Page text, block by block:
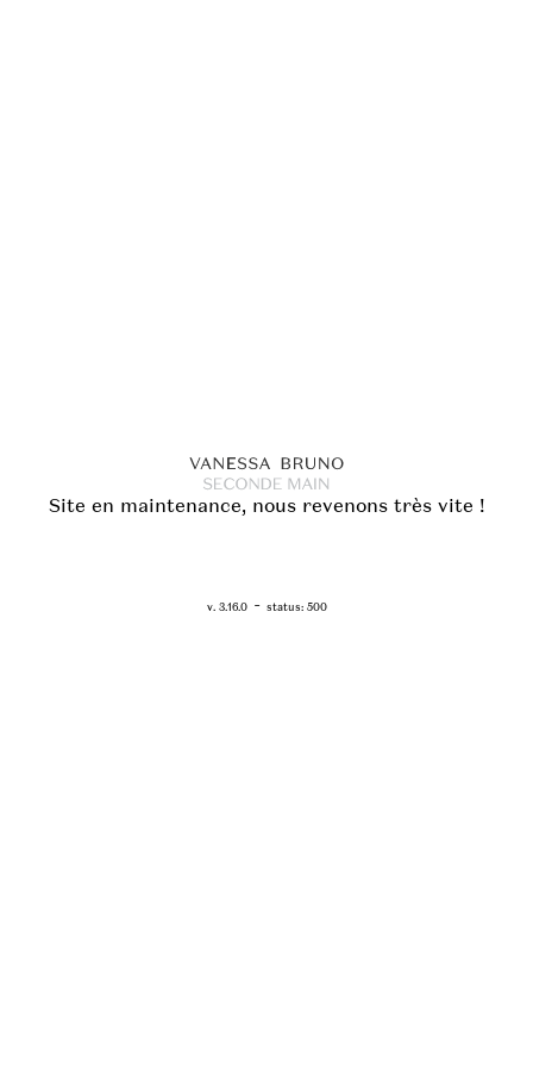
Site en maintenance, nous revenons très vite !
v. 3.16.0- status: 500